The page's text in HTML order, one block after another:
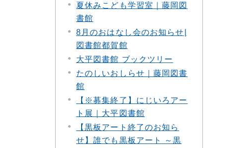
夏休みこども学習室｜藤岡図
書館
8月のおはなし会のお知らせ|
図書館都賀館
大平図書館 ブックツリー
たのしいおしらせ｜藤岡図書
館
【※募集終了】にじいろアー
ト展｜大平図書館
【黒板アート終了のお知ら
せ】誰でも黒板アート ～黒